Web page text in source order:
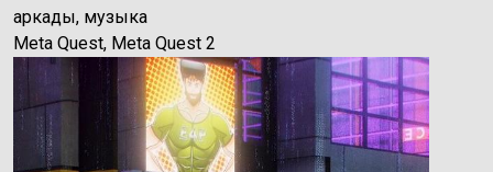
аркады, музыка
Meta Quest, Meta Quest 2